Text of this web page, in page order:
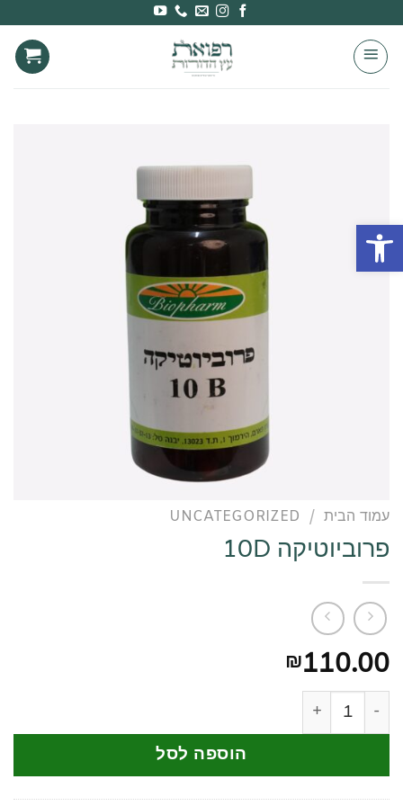
פתח סרגל נגישות
content
עמוד הבית /
UNCATEGORIZED
פרוביוטיקה 10D
₪110.00
כמות של פרוביוטיקה 10D
הוספה לסל